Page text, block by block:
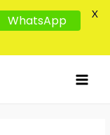
WhatsApp X